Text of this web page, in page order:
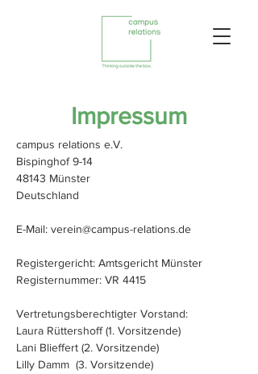
Impressum
campus relations e.V.
Bispinghof 9-14
48143 Münster
Deutschland
E-Mail: verein@campus-relations.de
Registergericht: Amtsgericht Münster
Registernummer: VR 4415
Vertretungsberechtigter Vorstand:
Laura Rüttershoff (1. Vorsitzende)
Lani Blieffert (2. Vorsitzende)
Lilly Damm (3. Vorsitzende)